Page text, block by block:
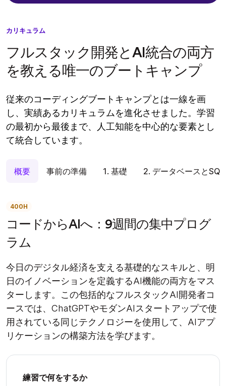
カリキュラム
フルスタック開発とAI統合の両方
を教える唯一のブートキャンプ
従来のコーディングブートキャンプとは一線を画
し、実績あるカリキュラムを進化させました。学習
の最初から最後まで、人工知能を中心的な要素とし
て統合しています。
概要 事前の準備 1. 基礎 2. データベースとSQL
400H
コードからAIへ：9週間の集中プログ
ラム
今日のデジタル経済を支える基礎的なスキルと、明
日のイノベーションを定義するAI機能の両方をマス
ターします。この包括的なフルスタックAI開発者コ
ースでは、ChatGPTやモダンAIスタートアップで使
用されている同じテクノロジーを使用して、AIアプ
リケーションの構築方法を学びます。
練習で何をするか